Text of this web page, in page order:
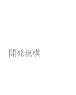
開発規模